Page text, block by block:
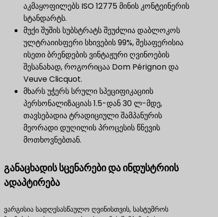
აკმაყოფილებს ISO 12775 მინის კონტეინერის
სტანდარტს.
მუქი შუშის სუბსტრატს შეუძლია დაბლოკოს
ულტრაიისფერი სხივების 99%, შესაფერისია
ისეთი ბრენდების ვინტაჟური ღვინოების
შესანახად, როგორიცაა Dom Pérignon და
Veuve Clicquot.
მხარს უჭერს სრული სპეციფიკაციის
პერსონალიზაციას 1.5-დან 30 ლ-მდე,
თავსებადია ტრადიციული შამპანურის
მეორადი დუღილის პროცესის წნევის
მოთხოვნებთან.
განაცხადის სცენარები და ინდუსტრიის
ადაპტირება
ვარგისია სადღესასწაულო ღვინისთვის, სასტუმროს